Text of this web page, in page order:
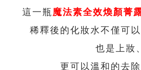
這一瓶魔法素全效煥顏菁
稀釋後的化妝水不僅可
也是上妝
更可以溫和的去